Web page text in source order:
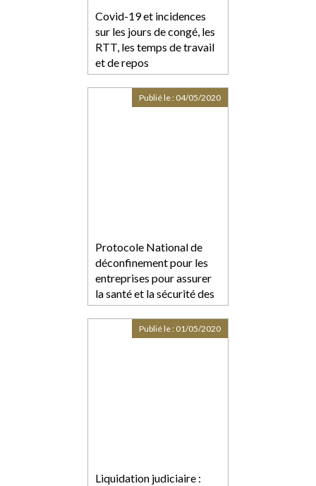
Covid-19 et incidences
sur les jours de congé, les
RTT, les temps de travail
et de repos
Protocole National de
déconfinement pour les
entreprises pour assurer
la santé et la sécurité des
salariés
Publié le : 04/05/2020
Liquidation judiciaire :
Publié le : 01/05/2020